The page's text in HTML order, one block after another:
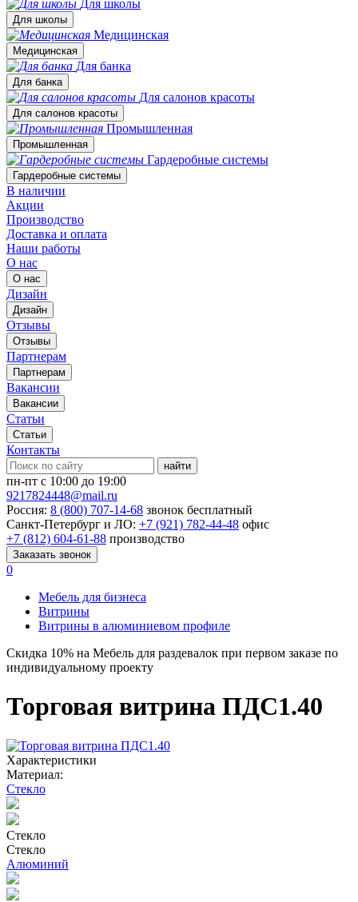
Для школы
Для школы
Медицинская
Медицинская
Для банка
Для банка
Для салонов красоты
Для салонов красоты
Промышленная
Промышленная
Гардеробные системы
Гардеробные системы
В наличии
Акции
Производство
Доставка и оплата
Наши работы
О нас
О нас
Дизайн
Дизайн
Отзывы
Отзывы
Партнерам
Партнерам
Вакансии
Вакансии
Статьи
Статьи
Контакты
найти
пн-пт с 10:00 до 19:00
9217824448@mail.ru
Россия: 8 (800) 707-14-68 звонок бесплатный
Санкт-Петербург и ЛО: +7 (921) 782-44-48 офис
+7 (812) 604-61-88 производство
Заказать звонок
0
Мебель для бизнеса
Витрины
Витрины в алюминиевом профиле
Скидка 10% на Мебель для раздевалок при первом заказе по
индивидуальному проекту
Торговая витрина ПДС1.40
Характеристики
Материал:
Стекло
Стекло
Стекло
Алюминий